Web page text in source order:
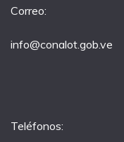
Correo:
info@conalot.gob.ve
Teléfonos: